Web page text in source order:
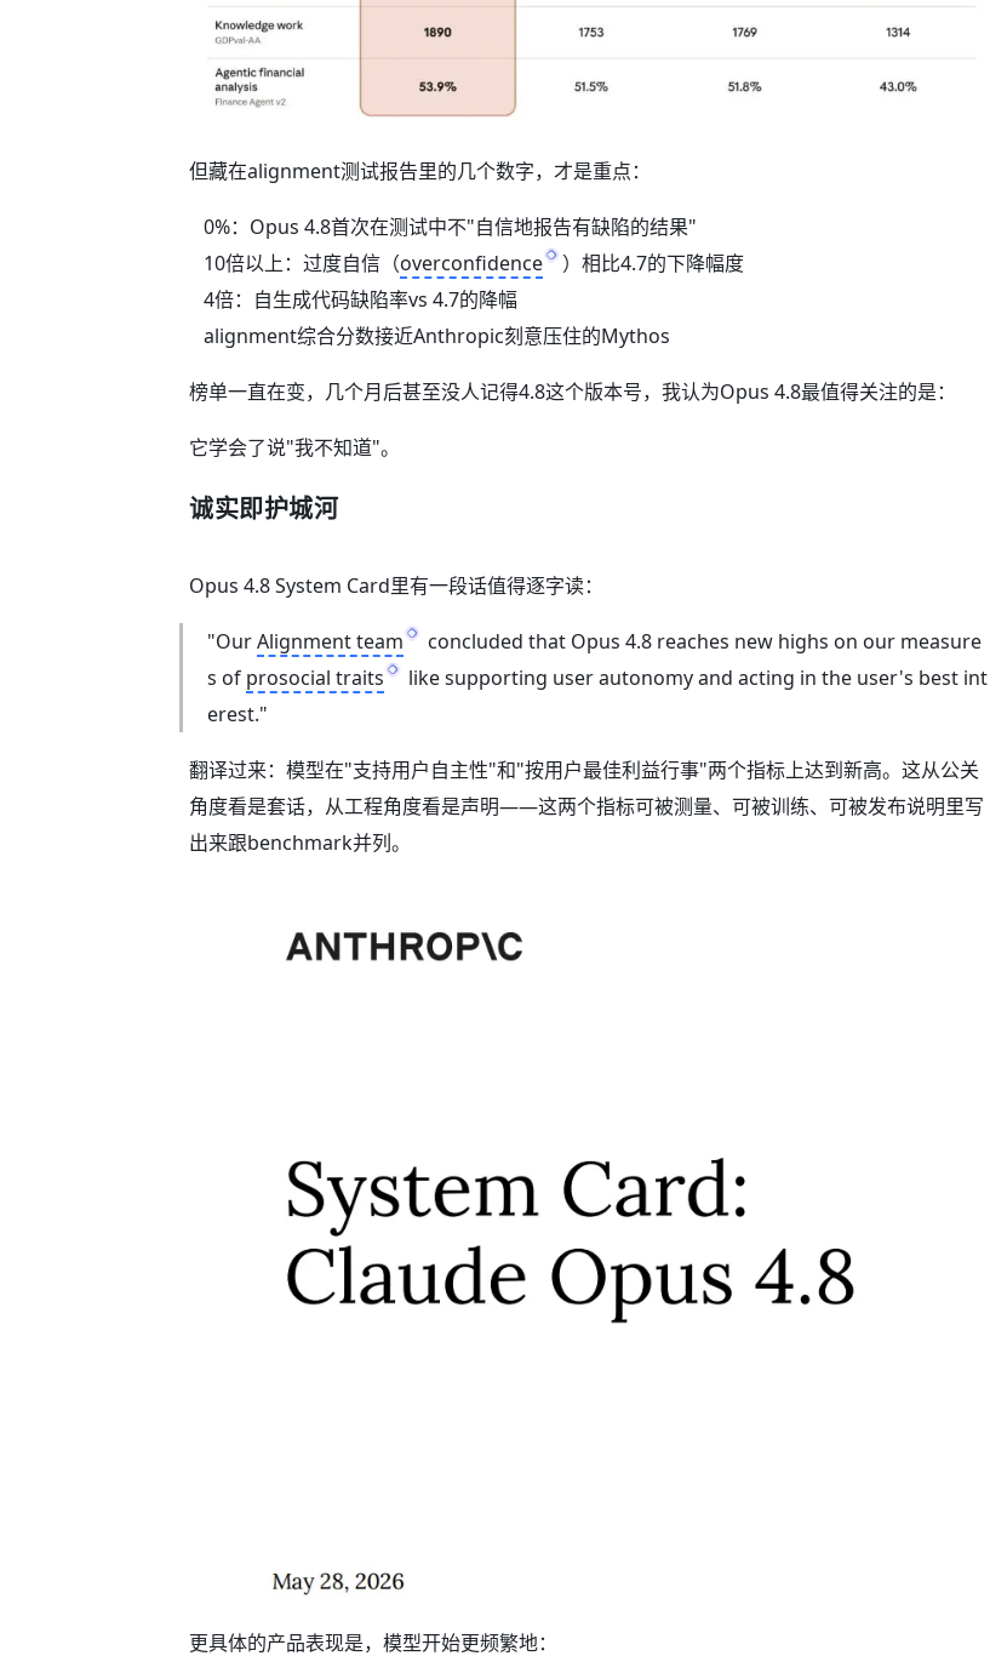
但藏在alignment测试报告里的几个数字，才是重点：
0%：Opus 4.8首次在测试中不"自信地报告有缺陷的结果"
10倍以上：过度自信（overconfidence
）相比4.7的下降幅度
4倍：自生成代码缺陷率vs 4.7的降幅
alignment综合分数接近Anthropic刻意压住的Mythos
榜单一直在变，几个月后甚至没人记得4.8这个版本号，我认为Opus 4.8最值得关注的是：
它学会了说"我不知道"。
诚实即护城河
Opus 4.8 System Card里有一段话值得逐字读：
"OurAlignment team
concluded that Opus 4.8 reaches new highs on our measure
s of prosocial traits
like supporting user autonomy and acting in the user's best int
erest."
翻译过来：模型在"支持用户自主性"和"按用户最佳利益行事"两个指标上达到新高。这从公关
角度看是套话，从工程角度看是声明——这两个指标可被测量、可被训练、可被发布说明里写
出来跟benchmark并列。
更具体的产品表现是，模型开始更频繁地：